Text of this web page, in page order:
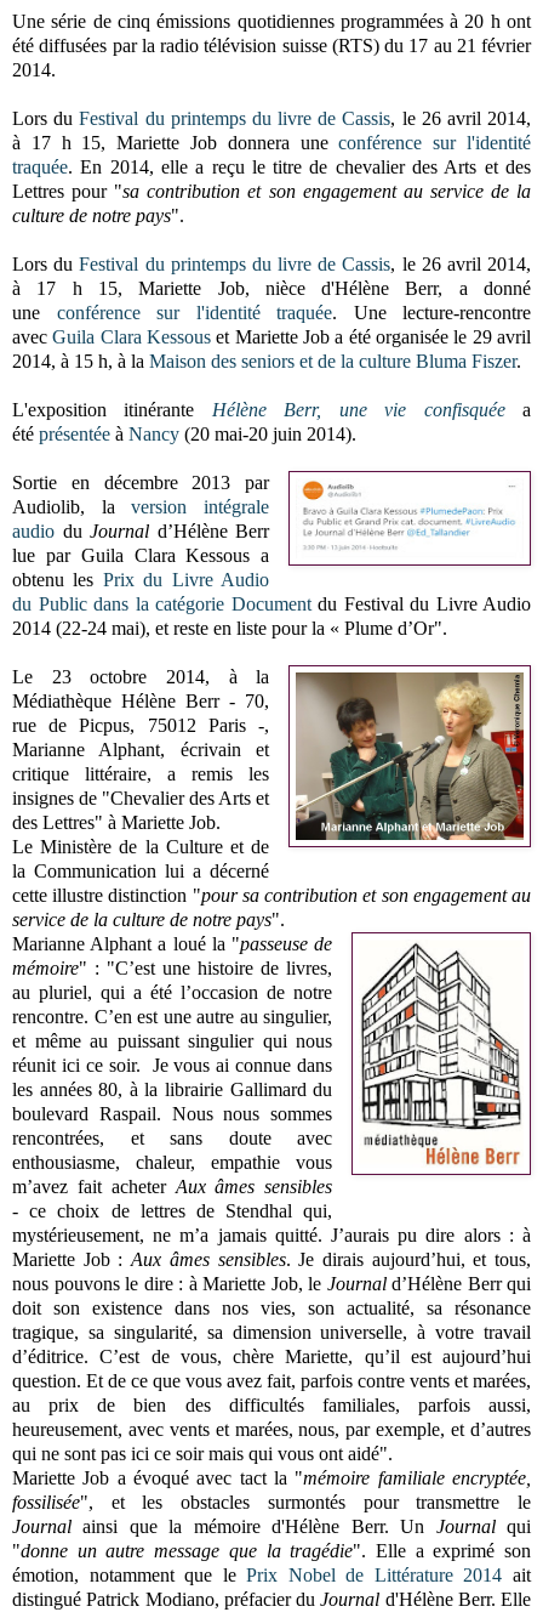
Une série de cinq émissions quotidiennes programmées à 20 h ont
été diffusées par la radio télévision suisse (RTS) du 17 au 21 février
2014.
Lors duFestival du printemps du livre de Cassis, le 26 avril 2014,
à 17 h 15, Mariette Job donnera uneconférence sur l'identité
traquée. En 2014, elle a reçu le titre de chevalier des Arts et des
Lettres pour "sa contribution et son engagement au service de la
culture de notre pays".
Lors duFestival du printemps du livre de Cassis, le 26 avril 2014,
à 17 h 15, Mariette Job, nièce d'Hélène Berr, a donné
une conférence sur l'identité traquée. Une lecture-rencontre
avecGuila Clara Kessous et Mariette Job a été organisée le 29 avril
2014, à 15 h, à la Maison des seniors et de la culture Bluma Fiszer.
L'exposition itinérante Hélène Berr, une vie confisquée
a
été présentée à Nancy (20 mai-20 juin 2014).
Sortie en décembre 2013 par
Audiolib, laversion intégrale
audio duJournal d’Hélène Berr
lue par Guila Clara Kessous a
obtenu les Prix du Livre Audio
du Public dans la catégorie Documentdu Festival du Livre Audio
2014 (22-24 mai), et reste en liste pour la « Plume d’Or".
Le 23 octobre 2014, à la
Médiathèque Hélène Berr - 70,
rue de Picpus, 75012 Paris -,
Marianne Alphant, écrivain et
critique littéraire, a remis les
insignes de "Chevalier des Arts et
des Lettres" à Mariette Job.
Le Ministère de la Culture et de
la Communication lui a décerné
cette illustre distinction "pour sa contribution et son engagement au
service de la culture de notre pays".
Marianne Alphant a loué la "passeuse de
mémoire" : "C’est une histoire de livres,
au pluriel, qui a été l’occasion de notre
rencontre. C’en est une autre au singulier,
et même au puissant singulier qui nous
réunit ici ce soir. Je vous ai connue dans
les années 80, à la librairie Gallimard du
boulevard Raspail. Nous nous sommes
rencontrées, et sans doute avec
enthousiasme, chaleur, empathie vous
m’avez fait acheter Aux âmes sensibles
-ce choix de lettres de Stendhal qui,
mystérieusement, ne m’a jamais quitté. J’aurais pu dire alors : à
Mariette Job :Aux âmes sensibles. Je dirais aujourd’hui, et tous,
nous pouvons le dire : à Mariette Job, le Journald’Hélène Berr qui
doit son existence dans nos vies, son actualité, sa résonance
tragique, sa singularité, sa dimension universelle, à votre travail
d’éditrice. C’est de vous, chère Mariette, qu’il est aujourd’hui
question. Et de ce que vous avez fait, parfois contre vents et marées,
au prix de bien des difficultés familiales, parfois aussi,
heureusement, avec vents et marées, nous, par exemple, et d’autres
qui ne sont pas ici ce soir mais qui vous ont aidé".
Mariette Job a évoqué avec tact la "mémoire familiale encryptée,
fossilisée", et les obstacles surmontés pour transmettre le
Journal ainsi que la mémoire d'Hélène Berr. Un Journalqui
"donne un autre message que la tragédie". Elle a exprimé son
émotion, notamment que lePrix Nobel de Littérature 2014 ait
distingué Patrick Modiano, préfacier duJournal d'Hélène Berr. Elle